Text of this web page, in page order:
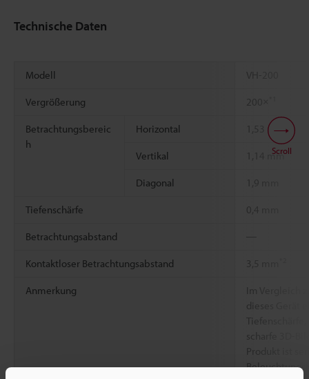
Technische Daten
Modell VH-200
Vergrößerung 200×
Betrachtungsbereic
h
Horizontal 1,53 mm
Vertikal 1,14 mm
Diagonal
Tiefenschärfe 0,4 mm
Betrachtungsabstand ―
Kontaktloser Betrachtungsabstand 3,5 mm
Anmerkung
dieses Gerät
scharfe 3D-
Produkt ist
Scroll